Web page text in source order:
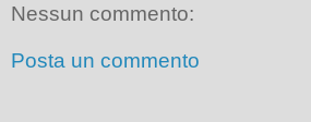
Nessun commento:
Posta un commento